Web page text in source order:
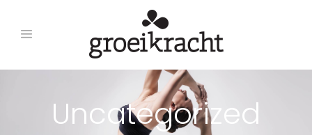
Uncategorized